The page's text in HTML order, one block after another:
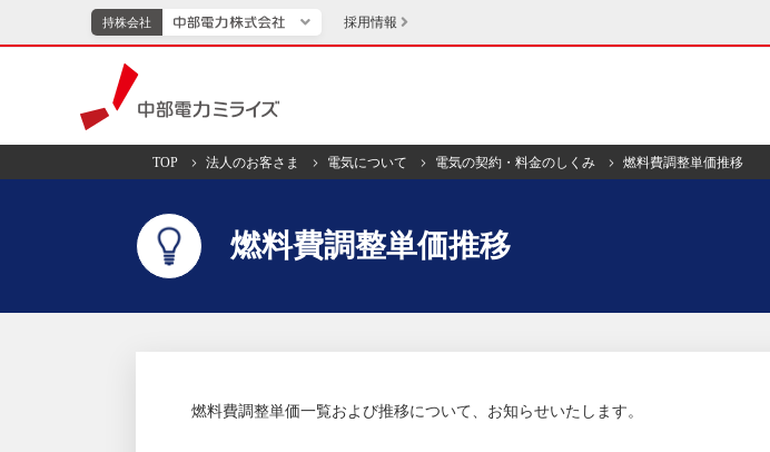
持株会社
持株会社
新成長分野・技術開発 キッズ・展示館
中部電力グループレポート イベント・スポーツ・CM
採用情報
中部電力ミライズ
TOP 法人のお客さま 電気について 電気の契約・料金のしくみ 燃料費調整単価推移
燃料費調整単価推移
燃料費調整単価一覧および推移について、お知らせいたします。